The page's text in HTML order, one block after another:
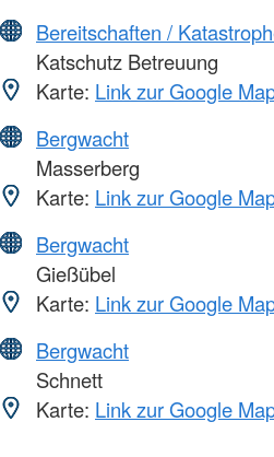
Bereitschaften /
Katschutz Betreuung
Karte: Link zur Google
Bergwacht
Masserberg
Karte: Link zur Google
Bergwacht
Gießübel
Karte: Link zur Google
Bergwacht
Schnett
Karte: Link zur Google